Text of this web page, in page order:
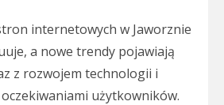
internetowych w Jaworznie
a nowe trendy pojawiają
z rozwojem technologii i
użytkowników.